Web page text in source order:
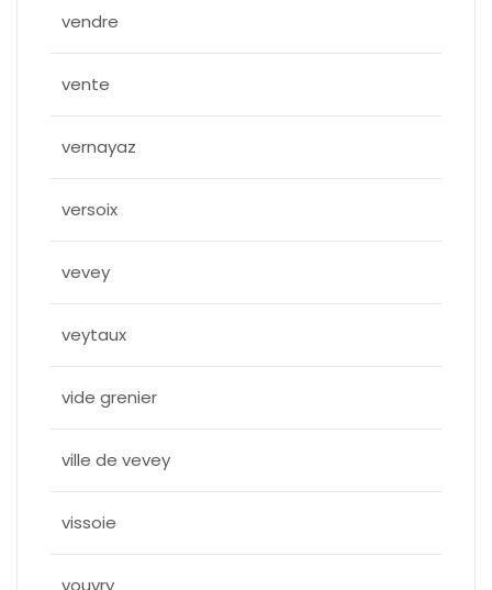
vendre
vente
vernayaz
versoix
vevey
veytaux
vide grenier
ville de vevey
vissoie
vouvry